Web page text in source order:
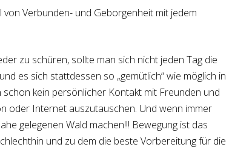
Verbunden- und Geborgenheit mit jedem
zu schüren, sollte man sich nicht jeden Tag die
es sich stattdessen so „gemütlich“ wie möglich in
kein persönlicher Kontakt mit Freunden und
oder Internet auszutauschen. Und wenn immer
gelegenen Wald machen!!! Bewegung ist das
und zu dem die beste Vorbereitung für die